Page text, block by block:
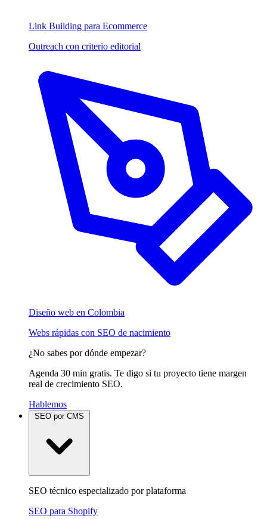
Link Building para Ecommerce
Outreach con criterio editorial
Diseño web en Colombia
Webs rápidas con SEO de nacimiento
¿No sabes por dónde empezar?
Agenda 30 min gratis. Te digo si tu proyecto tiene margen
real de crecimiento SEO.
Hablemos
SEO técnico especializado por plataforma
SEO para Shopify